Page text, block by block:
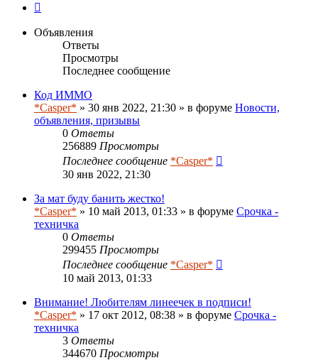
Объявления
Ответы
Просмотры
Последнее сообщение
Код ИММО
*Casper* » 30 янв 2022, 21:30 » в форуме Новости,
объявления, призывы
0 Ответы
256889 Просмотры
Последнее сообщение *Casper*
30 янв 2022, 21:30
За мат буду банить жестко!
*Casper* » 10 май 2013, 01:33 » в форуме Срочка -
техничка
0 Ответы
299455 Просмотры
Последнее сообщение *Casper*
10 май 2013, 01:33
Внимание! Любителям линеечек в подписи!
*Casper* » 17 окт 2012, 08:38 » в форуме Срочка -
техничка
3 Ответы
344670 Просмотры